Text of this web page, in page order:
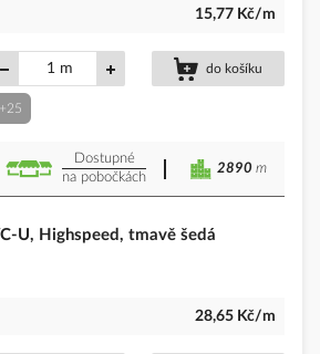
15,77 Kč/m
m do košíku
+25
Dostupné
na pobočkách
2890 m
U, Highspeed, tmavě šedá
28,65 Kč/m